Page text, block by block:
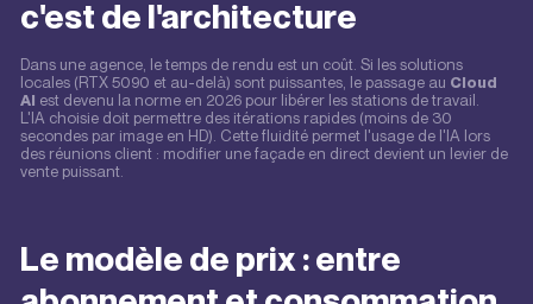
c'est de l'architecture
Dans une agence, le temps de rendu est un coût. Si les solutions
locales (RTX 5090 et au-delà) sont puissantes, le passage au Cloud
AI est devenu la norme en 2026 pour libérer les stations de travail.
L'IA choisie doit permettre des itérations rapides (moins de 30
secondes par image en HD). Cette fluidité permet l'usage de l'IA lors
des réunions client : modifier une façade en direct devient un levier de
vente puissant.
Le modèle de prix : entre